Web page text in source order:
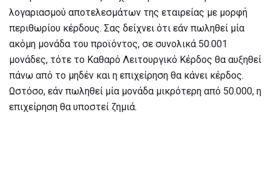
λογαριασμού αποτελεσμάτων της εταιρείας με μορφή
περιθωρίου κέρδους. Σας δείχνει ότι εάν πωληθεί μία
ακόμη μονάδα του προϊόντος, σε συνολικά 50.001
μονάδες, τότε το Καθαρό Λειτουργικό Κέρδος θα αυξηθεί
πάνω από το μηδέν και η επιχείρηση θα κάνει κέρδος.
Ωστόσο, εάν πωληθεί μία μονάδα μικρότερη από 50.000, η
​​επιχείρηση θα υποστεί ζημιά.